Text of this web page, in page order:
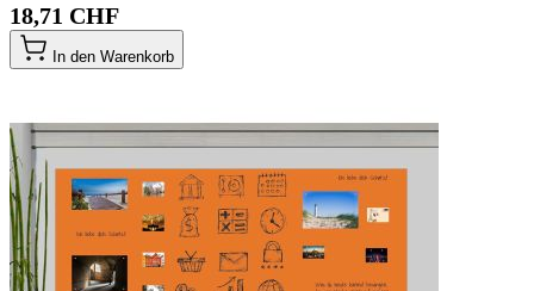
18,71 CHF
In den Warenkorb